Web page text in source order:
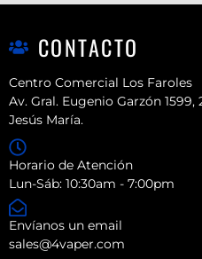
CONTACTO
Centro Comercial Los Faroles
Av. Gral. Eugenio Garzón 1599,
Jesús María.
Horario de Atención
Lun-Sáb: 10:30am - 7:00pm
Envíanos un email
sales@4vaper.com